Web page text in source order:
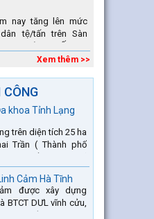
nay tăng lên mức
tệ/tấn trên Sàn
số lượng các đơn vị
Xem thêm >>
CÔNG
khoa Tỉnh Lạng
trên diện tích 25 ha
Trần ( Thành phố
Lộc).
Cảm Hà Tĩnh
được xây dựng
BTCT DƯL vĩnh cửu,